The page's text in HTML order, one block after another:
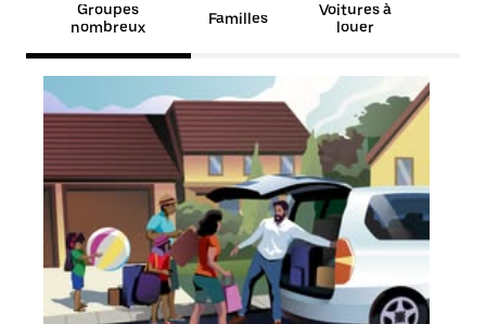
Groupes
nombreux
Familles
Voitures à
louer